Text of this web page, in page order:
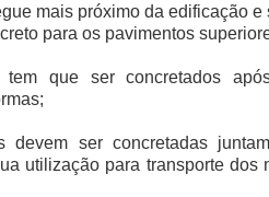
mais próximo da edificação
para os pavimentos
que ser concretados
devem ser concretadas
utilização para transporte dos